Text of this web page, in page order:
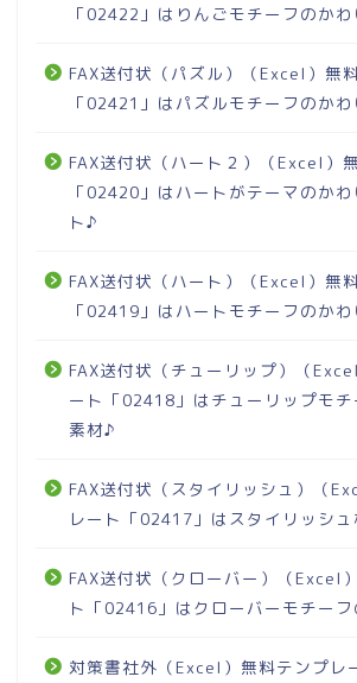
「02422」はりんごモチーフのか
FAX送付状（パズル）（Excel）無
「02421」はパズルモチーフのか
FAX送付状（ハート２）（Excel）
「02420」はハートがテーマのか
ト♪
FAX送付状（ハート）（Excel）無
「02419」はハートモチーフのか
FAX送付状（チューリップ）（
ート「02418」はチューリップモ
素材♪
FAX送付状（スタイリッシュ）（
レート「02417」はスタイリッシ
FAX送付状（クローバー）（Excel
ト「02416」はクローバーモチー
対策書社外（Excel）無料テンプレ